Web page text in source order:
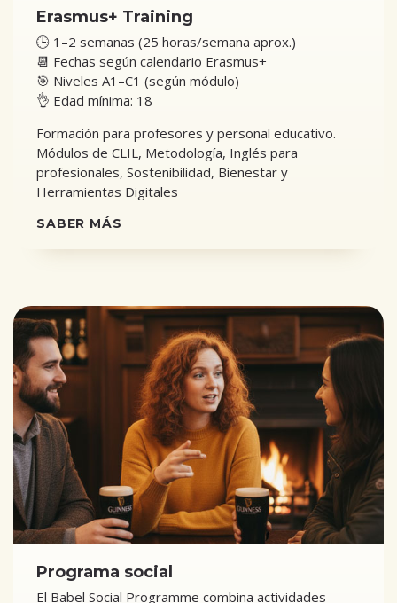
Erasmus+ Training
🕒 1–2 semanas (25 horas/semana aprox.)
📆 Fechas según calendario Erasmus+
🎯 Niveles A1–C1 (según módulo)
👌 Edad mínima: 18
Formación para profesores y personal educativo.
Módulos de CLIL, Metodología, Inglés para
profesionales, Sostenibilidad, Bienestar y
Herramientas Digitales
SABER MÁS
Programa social
El Babel Social Programme combina actividades